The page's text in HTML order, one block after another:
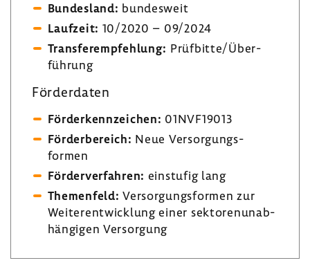
Bundes­land: bundes­weit
Lauf­zeit: 10/2020 – 09/2024
Trans­fer­emp­feh­lung: Prüf­bitte/Über­
füh­rung
Förder­daten
Förder­kenn­zei­chen: 01NVF19013
Förder­be­reich: Neue Versor­gungs­
formen
Förder­ver­fahren: einstufig lang
Themen­feld: Versor­gungs­formen zur
Weiter­ent­wick­lung einer sekto­ren­un­ab­
hän­gigen Versor­gung